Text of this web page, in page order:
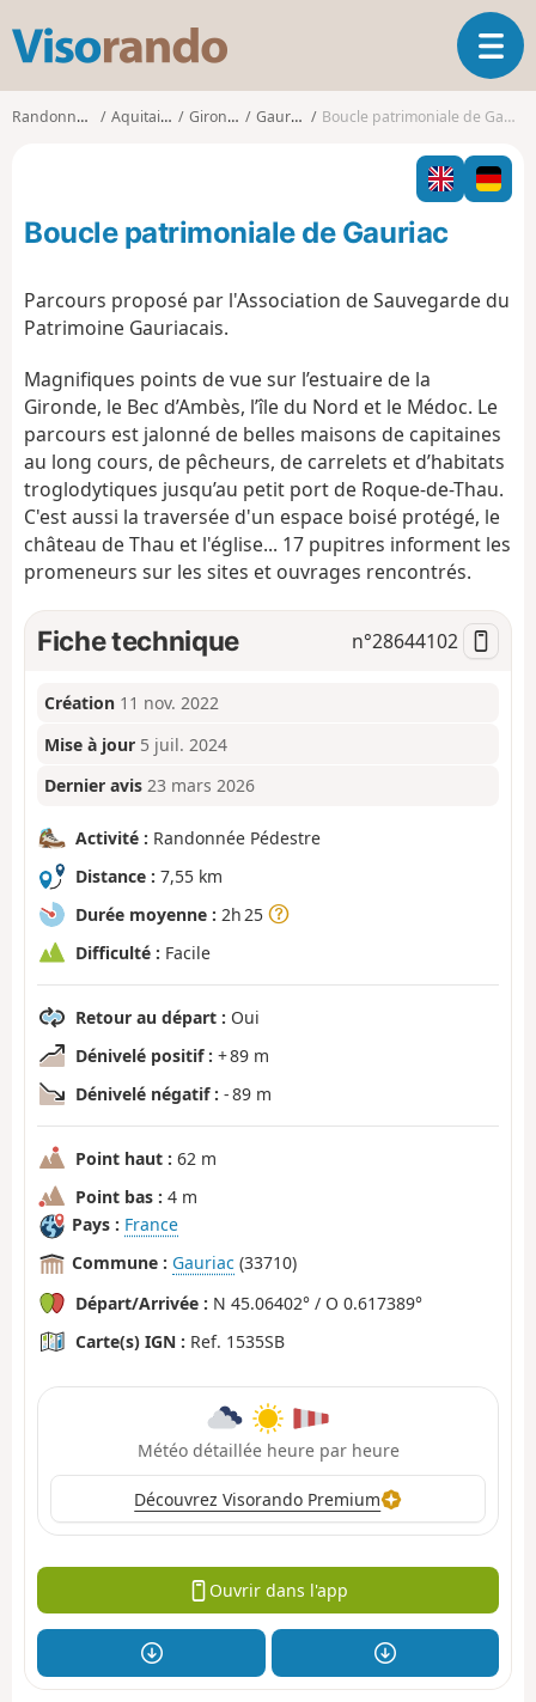
s
o
O
u
v
i
r
l
v
t
i
o
n
Randonnées Aquitaine Gironde Gauriac Boucle patrimoniale de Gauriac
Boucle patrimoniale de Gauriac
Parcours proposé par l'Association de Sauvegarde du
Patrimoine Gauriacais.
Magnifiques points de vue sur l’estuaire de la
Gironde, le Bec d’Ambès, l’île du Nord et le Médoc. Le
parcours est jalonné de belles maisons de capitaines
au long cours, de pêcheurs, de carrelets et d’habitats
troglodytiques jusqu’au petit port de Roque-de-Thau.
C'est aussi la traversée d'un espace boisé protégé, le
château de Thau et l'église... 17 pupitres informent les
promeneurs sur les sites et ouvrages rencontrés.
Fiche technique n°28644102
Création 11 nov. 2022
Mise à jour 5 juil. 2024
Dernier avis 23 mars 2026
Activité : Randonnée Pédestre
Distance : 7,55 km
Durée moyenne : 2h 25
Difficulté : Facile
Retour au départ : Oui
Dénivelé positif : + 89 m
Dénivelé négatif : - 89 m
Point haut : 62 m
Point bas : 4 m
Pays : France
Commune : Gauriac (33710)
Départ/Arrivée : N 45.06402° / O 0.617389°
Carte(s) IGN : Ref. 1535SB
Météo détaillée heure par heure
Découvrez Visorando Premium
Ouvrir dans l'app